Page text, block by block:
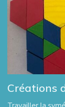
Créations